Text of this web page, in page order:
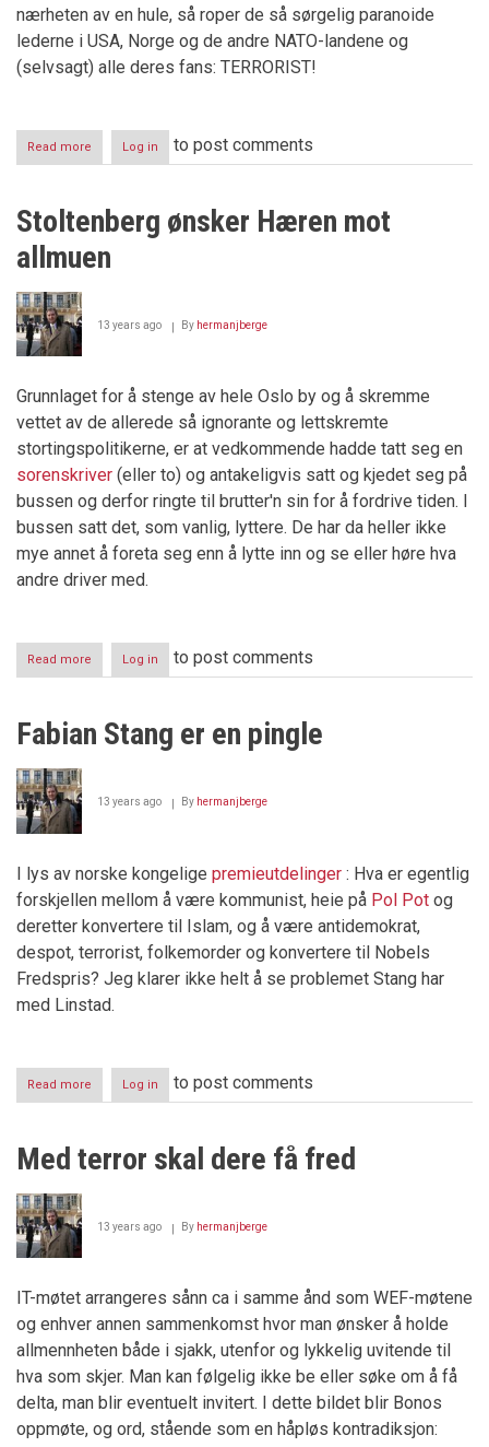
nærheten av en hule, så roper de så sørgelig paranoide
lederne i USA, Norge og de andre NATO-landene og
(selvsagt) alle deres fans: TERRORIST!
Read more about
Flyplassikkerhet?
er
innendørs,
det
Log in to post comments
Stoltenberg ønsker Hæren mot
allmuen
13 years ago By hermanjberge
Grunnlaget for å stenge av hele Oslo by og å skremme
vettet av de allerede så ignorante og lettskremte
stortingspolitikerne, er at vedkommende hadde tatt seg en
sorenskriver (eller to) og antakeligvis satt og kjedet seg på
bussen og derfor ringte til brutter'n sin for å fordrive tiden. I
bussen satt det, som vanlig, lyttere. De har da heller ikke
mye annet å foreta seg enn å lytte inn og se eller høre hva
andre driver med.
Read more
Stoltenberg
mot
Log in to post comments
Fabian Stang er en pingle
13 years ago By hermanjberge
I lys av norske kongelige premieutdelinger : Hva er egentlig
forskjellen mellom å være kommunist, heie på Pol Pot og
deretter konvertere til Islam, og å være antidemokrat,
despot, terrorist, folkemorder og konvertere til Nobels
Fredspris? Jeg klarer ikke helt å se problemet Stang har
med Linstad.
Read more about
Fabian
en
Log in to post comments
Med terror skal dere få fred
13 years ago By hermanjberge
IT-møtet arrangeres sånn ca i samme ånd som WEF-møtene
og enhver annen sammenkomst hvor man ønsker å holde
allmennheten både i sjakk, utenfor og lykkelig uvitende til
hva som skjer. Man kan følgelig ikke be eller søke om å få
delta, man blir eventuelt invitert. I dette bildet blir Bonos
oppmøte, og ord, stående som en håpløs kontradiksjon: